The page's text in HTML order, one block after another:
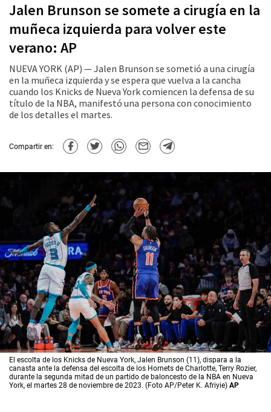
Jalen Brunson se somete a cirugía en la
muñeca izquierda para volver este
verano: AP
NUEVA YORK (AP) — Jalen Brunson se sometió a una cirugía
en la muñeca izquierda y se espera que vuelva a la cancha
cuando los Knicks de Nueva York comiencen la defensa de su
título de la NBA, manifestó una persona con conocimiento
de los detalles el martes.
Compartir en:
El escolta de los Knicks de Nueva York, Jalen Brunson (11), dispara a la
canasta ante la defensa del escolta de los Hornets de Charlotte, Terry Rozier,
durante la segunda mitad de un partido de baloncesto de la NBA en Nueva
York, el martes 28 de noviembre de 2023. (Foto AP/Peter K. Afriyie) AP